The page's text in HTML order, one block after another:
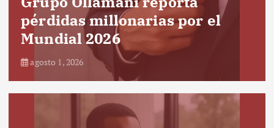
pérdidas millonarias por el
Mundial 2026
agosto 1, 2026